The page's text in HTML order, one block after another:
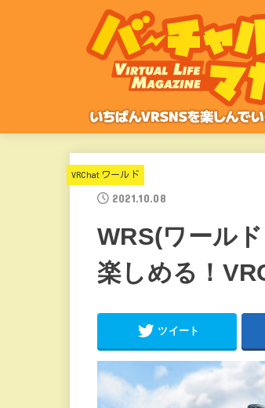
VRChatワールド
2021.10.08
WRS(ワール
楽しめる！
ツイート